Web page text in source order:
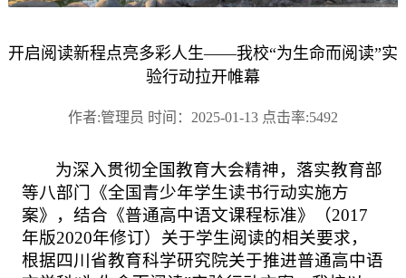
开启阅读新程点亮多彩人生——我校“为生命而阅读”实
验行动拉开帷幕
作者:管理员 时间：2025-01-13 点击率:5492
为深入贯彻全国教育大会精神，落实教育部
等八部门《全国青少年学生读书行动实施方
案》，结合《普通高中语文课程标准》（2017
年版2020年修订）关于学生阅读的相关要求，
根据四川省教育科学研究院关于推进普通高中语